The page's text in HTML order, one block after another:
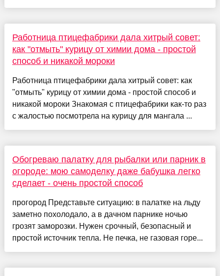
Работница птицефабрики дала хитрый совет:
как "отмыть" курицу от химии дома - простой
способ и никакой мороки
Работница птицефабрики дала хитрый совет: как
"отмыть" курицу от химии дома - простой способ и
никакой мороки Знакомая с птицефабрики как-то раз
с жалостью посмотрела на курицу для мангала ...
Обогреваю палатку для рыбалки или парник в
огороде: мою самоделку даже бабушка легко
сделает - очень простой способ
прогород Представьте ситуацию: в палатке на льду
заметно похолодало, а в дачном парнике ночью
грозят заморозки. Нужен срочный, безопасный и
простой источник тепла. Не печка, не газовая горе...